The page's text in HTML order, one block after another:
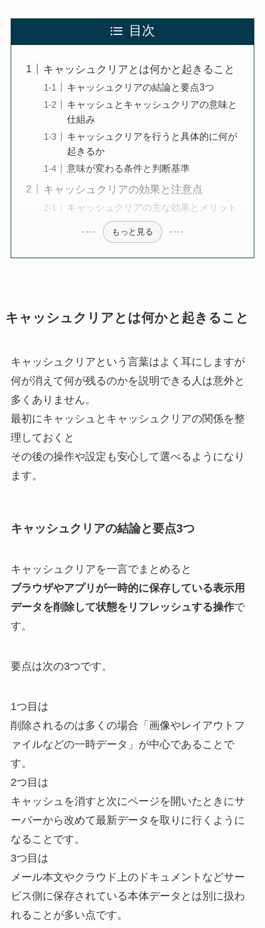
目次
キャッシュクリアとは何かと起きること
キャッシュクリアの結論と要点3つ
キャッシュとキャッシュクリアの意味と
仕組み
キャッシュクリアを行うと具体的に何が
起きるか
意味が変わる条件と判断基準
キャッシュクリアの効果と注意点
キャッシュクリアの主な効果とメリット
もっと見る
キャッシュクリアとは何かと起きること
キャッシュクリアという言葉はよく耳にしますが
何が消えて何が残るのかを説明できる人は意外と
多くありません。
最初にキャッシュとキャッシュクリアの関係を整
理しておくと
その後の操作や設定も安心して選べるようになり
ます。
キャッシュクリアの結論と要点3つ
キャッシュクリアを一言でまとめると
ブラウザやアプリが一時的に保存している表示用
データを削除して状態をリフレッシュする操作で
す。
要点は次の3つです。
1つ目は
削除されるのは多くの場合「画像やレイアウトフ
ァイルなどの一時データ」が中心であることで
す。
2つ目は
キャッシュを消すと次にページを開いたときにサ
ーバーから改めて最新データを取りに行くように
なることです。
3つ目は
メール本文やクラウド上のドキュメントなどサー
ビス側に保存されている本体データとは別に扱わ
れることが多い点です。